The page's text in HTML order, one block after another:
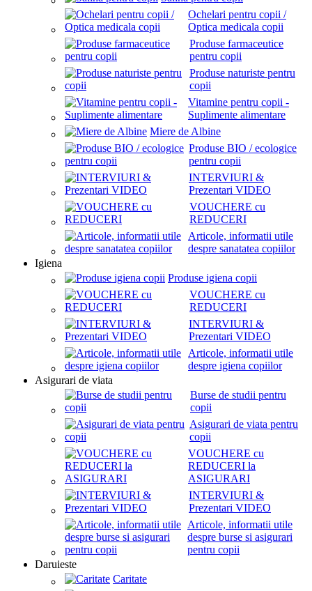
Ochelari pentru copii /
Optica medicala copii
Produse farmaceutice
pentru copii
Produse naturiste pentru
copii
Vitamine pentru copii -
Suplimente alimentare
Miere de Albine
Produse BIO / ecologice
pentru copii
INTERVIURI &
Prezentari VIDEO
VOUCHERE cu
REDUCERI
Articole, informatii utile
despre sanatatea copiilor
Igiena
Produse igiena copii
VOUCHERE cu
REDUCERI
INTERVIURI &
Prezentari VIDEO
Articole, informatii utile
despre igiena copiilor
Asigurari de viata
Burse de studii pentru
copii
Asigurari de viata pentru
copii
VOUCHERE cu
REDUCERI la
ASIGURARI
INTERVIURI &
Prezentari VIDEO
Articole, informatii utile
despre burse si asigurari
pentru copii
Daruieste
Caritate